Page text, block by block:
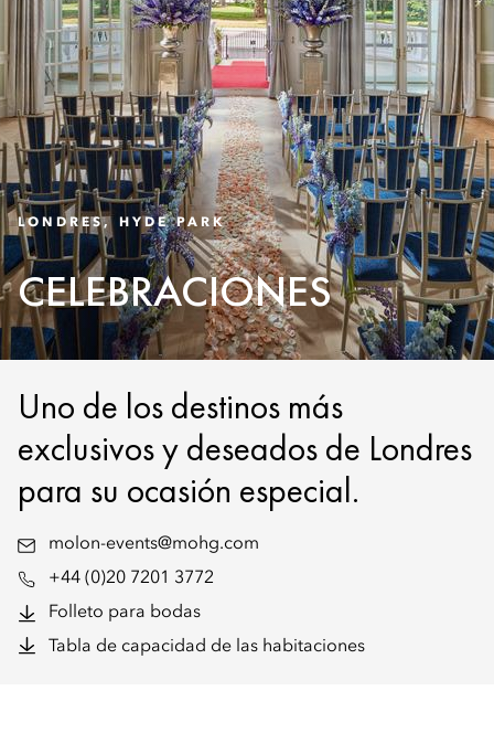
LONDRES, HYDE PARK
CELEBRACIONES
Uno de los destinos más
exclusivos y deseados de Londres
para su ocasión especial.
molon-events@mohg.com
+44 (0)20 7201 3772
Folleto para bodas
Tabla de capacidad de las habitaciones